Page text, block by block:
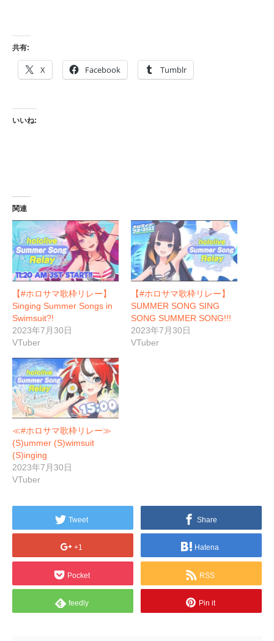
共有:
X Facebook Tumblr
いいね:
関連
【#ホロサマ歌枠リレー】
Singing Summer Songs in
Swimsuit?!
2023年7月30日
VTuber
【#ホロサマ歌枠リレー】
SUMMER SONG SING
SONG SUMMER SONG!!!
2023年7月30日
VTuber
≪#ホロサマ歌枠リレー≫
(S)ummer (S)wimsuit
(S)inging
2023年7月30日
VTuber
Tweet Share
+1 Hatena
Pocket RSS
feedly Pin it